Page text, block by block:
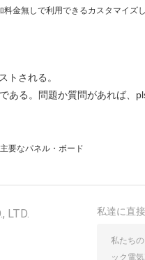
無しで利用できるカスタマイズ
トされる。
ある。問題か質問があれば、
主要なパネル・ボード
LTD. 私達に直